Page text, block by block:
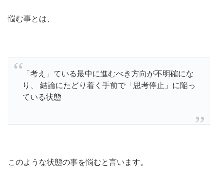
悩む事とは、
「考え」ている最中に進むべき方向が不明確にな
り、 結論にたどり着く手前で「思考停止」に陥っ
ている状態
このような状態の事を悩むと言います。